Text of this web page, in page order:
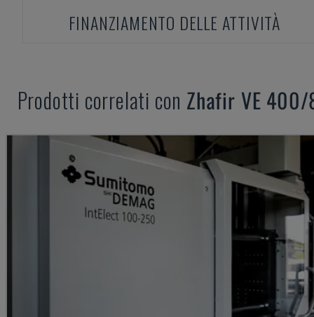
FINANZIAMENTO DELLE ATTIVITÀ
Prodotti correlati con Zhafir VE